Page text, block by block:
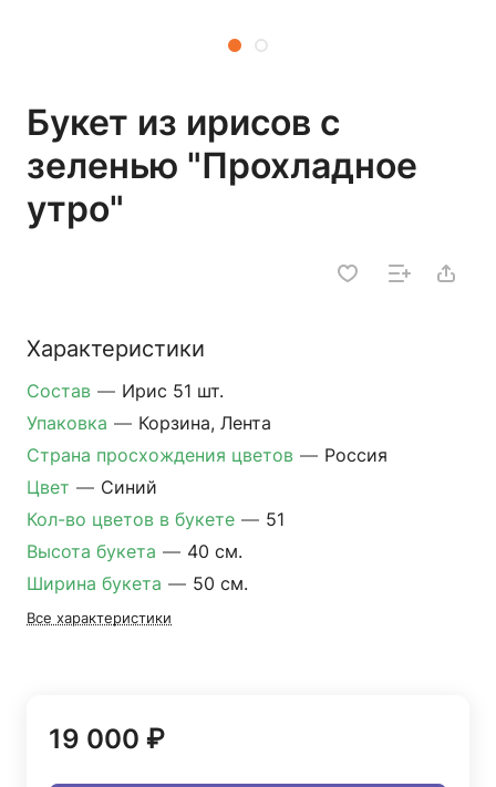
Букет из ирисов с
зеленью "Прохладное
утро"
Характеристики
Состав — Ирис 51 шт.
Упаковка — Корзина, Лента
Страна просхождения цветов — Россия
Цвет — Синий
Кол-во цветов в букете — 51
Высота букета — 40 см.
Ширина букета — 50 см.
Все характеристики
19 000 ₽